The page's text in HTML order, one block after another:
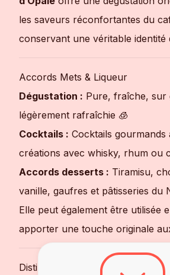
les saveurs réconfortantes du
conservant une véritable identité
Accords Mets & Liqueur
Dégustation : Pure, fraîche, sur
légèrement rafraîchie 🧊
Cocktails : Cocktails gourmands
créations avec whisky, rhum ou
Accords desserts : Tiramisu,
vanille, gaufres et pâtisseries du
Elle peut également être utilisée
apporter une touche originale
Distinctions & Réputation